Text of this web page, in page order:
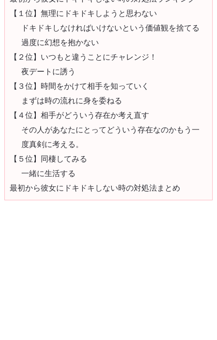
【１位】無理にドキドキしようと思わない
ドキドキしなければいけないという価値観を捨てる
過度に幻想を抱かない
【２位】いつもと違うことにチャレンジ！
夜デートに誘う
【３位】時間をかけて相手を知っていく
まずは時の流れに身を委ねる
【４位】相手がどういう存在か考え直す
その人があなたにとってどういう存在なのかもう一
度真剣に考える。
【５位】同棲してみる
一緒に生活する
最初から彼女にドキドキしない時の対処法まとめ